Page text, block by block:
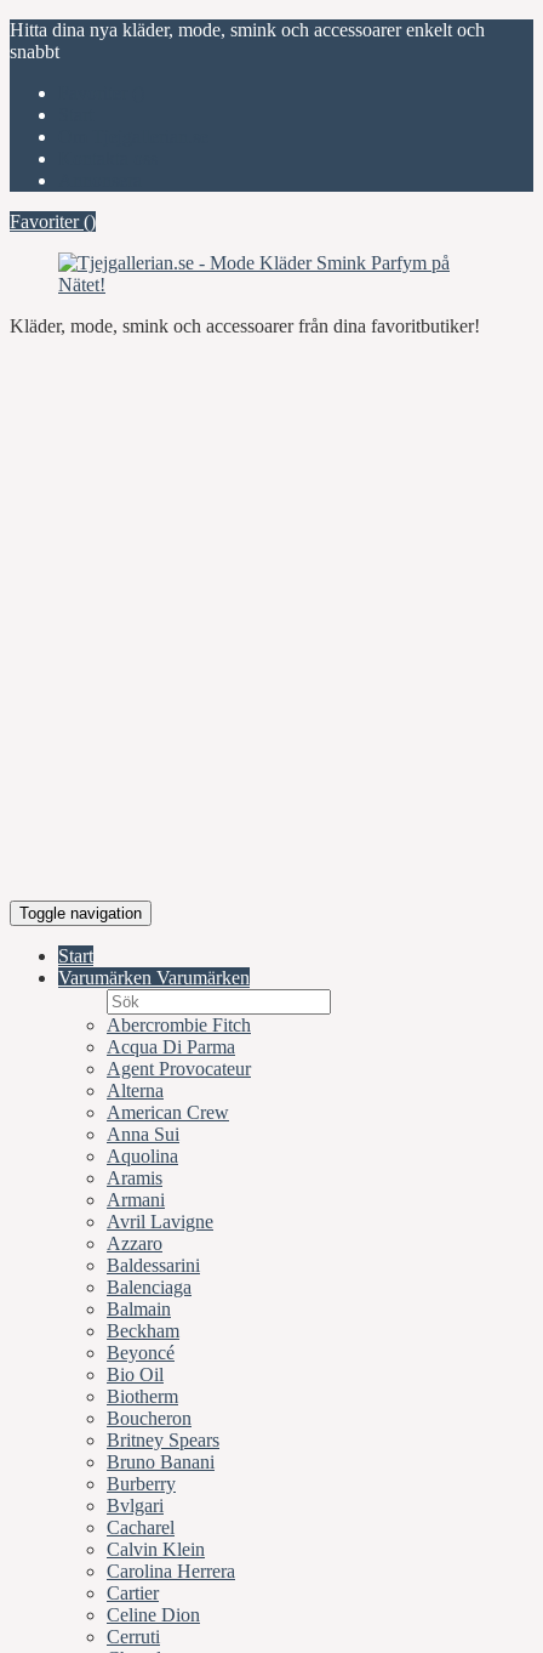
Hitta dina nya kläder, mode, smink och accessoarer enkelt och
snabbt
Favoriter ()
Kläder, mode, smink och accessoarer från dina favoritbutiker!
Toggle navigation
Start
Varumärken Varumärken
Abercrombie Fitch
Acqua Di Parma
Agent Provocateur
Alterna
American Crew
Anna Sui
Aquolina
Aramis
Armani
Avril Lavigne
Azzaro
Baldessarini
Balenciaga
Balmain
Beckham
Beyoncé
Bio Oil
Biotherm
Boucheron
Britney Spears
Bruno Banani
Burberry
Bvlgari
Cacharel
Calvin Klein
Carolina Herrera
Cartier
Celine Dion
Cerruti